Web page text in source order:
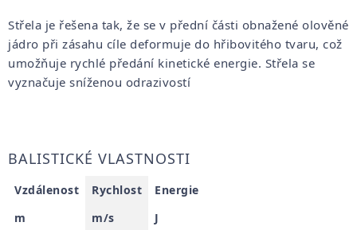
Střela je řešena tak, že se v přední části obnažené olověné
jádro při zásahu cíle deformuje do hřibovitého tvaru, což
umožňuje rychlé předání kinetické energie. Střela se
vyznačuje sníženou odrazivostí
BALISTICKÉ VLASTNOSTI
Vzdálenost
m
Rychlost
m/s
Energie
J